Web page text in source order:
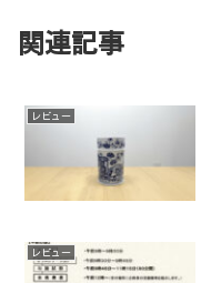
関連記事
レビュー
レビュー